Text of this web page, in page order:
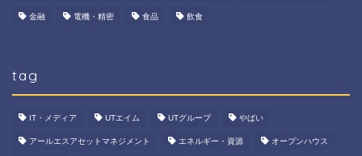
金融 電機・精密 食品 飲食
tag
IT・メディア UTエイム UTグループ やばい
アールエスアセットマネジメント エネルギー・資源 オープンハウス